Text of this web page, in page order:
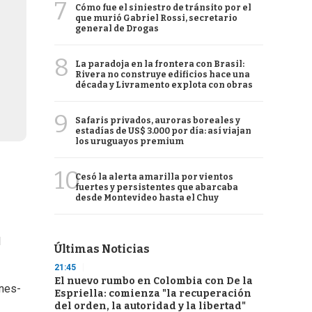
7
Cómo fue el siniestro de tránsito por el
que murió Gabriel Rossi, secretario
general de Drogas
8
La paradoja en la frontera con Brasil:
Rivera no construye edificios hace una
década y Livramento explota con obras
9
Safaris privados, auroras boreales y
estadías de US$ 3.000 por día: así viajan
los uruguayos premium
10Cesó la alerta amarilla por vientos
fuertes y persistentes que abarcaba
desde Montevideo hasta el Chuy
Últimas Noticias
21:45
El nuevo rumbo en Colombia con De la
Espriella: comienza "la recuperación
del orden, la autoridad y la libertad"